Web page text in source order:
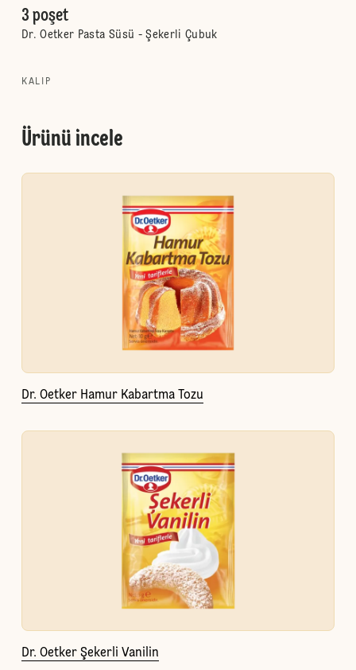
3 poşet
Dr. Oetker Pasta Süsü - Şekerli Çubuk
KALIP
Ürünü incele
Dr. Oetker Hamur Kabartma Tozu
Dr. Oetker Şekerli Vanilin